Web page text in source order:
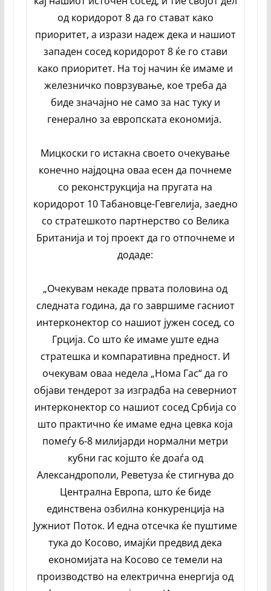
од коридорот 8 да го стават како
приоритет, а изрази надеж дека и нашиот
западен сосед коридорот 8 ќе го стави
како приоритет. На тој начин ќе имаме и
железничко поврзување, кое треба да
биде значајно не само за нас туку и
генерално за европската економија.
Мицкоски го истакна своето очекување
конечно најдоцна оваа есен да почнеме
со реконструкција на пругата на
коридорот 10 Табановце-Гевгелија, заедно
со стратешкото партнерство со Велика
Британија и тој проект да го отпочнеме и
додаде:
„Очекувам некаде првата половина од
следната година, да го завршиме гасниот
интерконектор со нашиот јужен сосед, со
Грција. Со што ќе имаме уште една
стратешка и компаративна предност. И
очекувам оваа недела „Нома Гас“ да го
објави тендерот за изградба на северниот
интерконектор со нашиот сосед Србија со
што практично ќе имаме една цевка која
помеѓу 6-8 милијарди нормални метри
кубни гас којшто ќе доаѓа од
Александрополи, Реветуза ќе стигнува до
Централна Европа, што ќе биде
единствена озбилна конкуренција на
Јужниот Поток. И една отсечка ќе пуштиме
тука до Косово, имајќи предвид дека
економијата на Косово се темели на
производство на електрична енергија од